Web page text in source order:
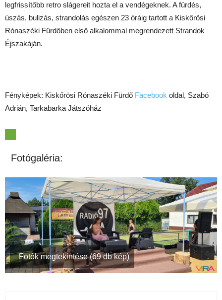
legfrissítőbb retro slágereit hozta el a vendégeknek. A fürdés,
úszás, bulizás, strandolás egészen 23 óráig tartott a Kiskőrösi
Rónaszéki Fürdőben első alkalommal megrendezett Strandok
Éjszakáján.
Fényképek: Kiskőrösi Rónaszéki Fürdő Facebook oldal, Szabó
Adrián, Tarkabarka Játszóház
Fotógaléria:
Fotók megtekintése (69 db kép)